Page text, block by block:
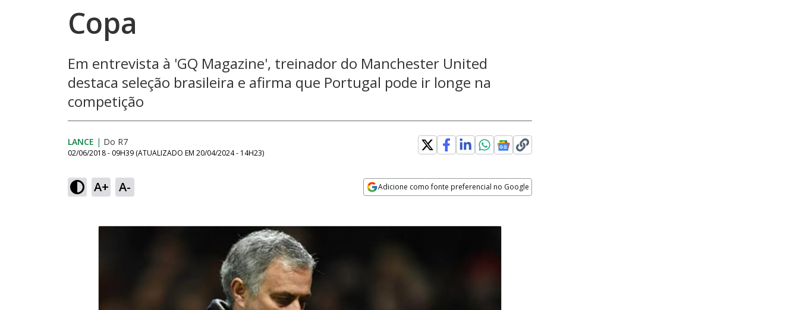
Copa
Em entrevista à 'GQ Magazine', treinador do Manchester United
destaca seleção brasileira e afirma que Portugal pode ir longe na
competição
LANCE | Do R7
02/06/2018 - 09H39 (ATUALIZADO EM 20/04/2024 - 14H23)
A+ A- Adicione como fonte preferencial no Google